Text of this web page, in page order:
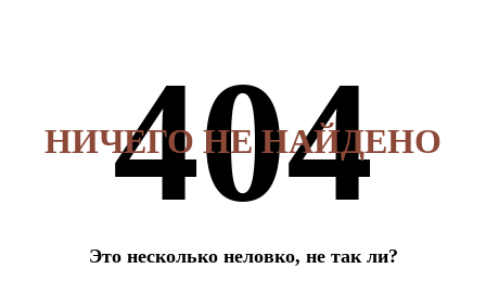
НИЧЕГО НЕ НАЙДЕНО
Это несколько неловко, не так ли?